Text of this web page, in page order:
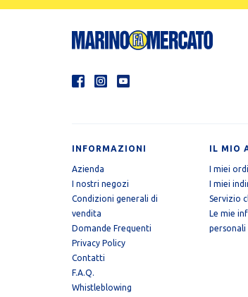
INFORMAZIONI
Azienda
I nostri negozi
Condizioni generali di
vendita
Domande Frequenti
Privacy Policy
Contatti
F.A.Q.
Whistleblowing
IL MIO
I miei
I miei
Servizio
Le mie
personali